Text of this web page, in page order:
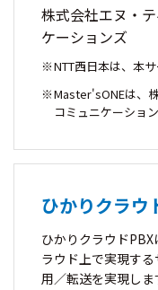
株式会社エヌ・
ケーションズ
NTT西日本は、本
Master'sONEは、
コミュニケーショ
ひかりクラウ
ひかりクラウド
ラウド上で実現す
用／転送を実現しま